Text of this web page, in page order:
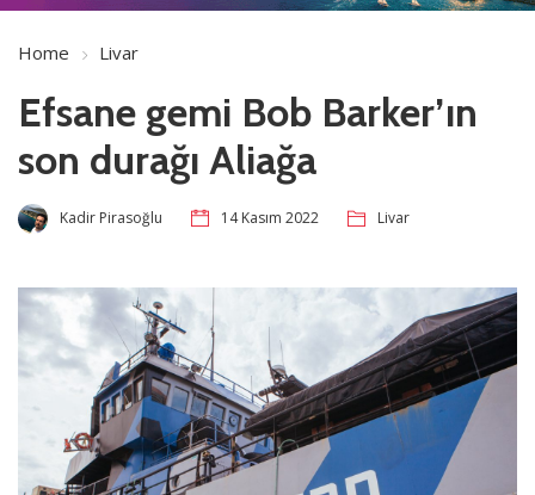
Home Livar
Efsane gemi Bob Barker’ın
son durağı Aliağa
Kadir Pirasoğlu 14 Kasım 2022 Livar